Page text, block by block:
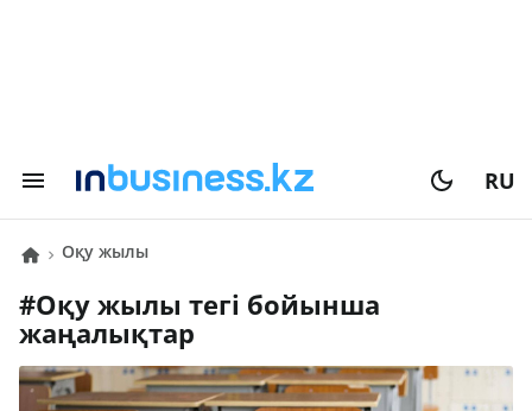
RU
оқу жылы
# оқу жылы тегі бойынша
жаңалықтар